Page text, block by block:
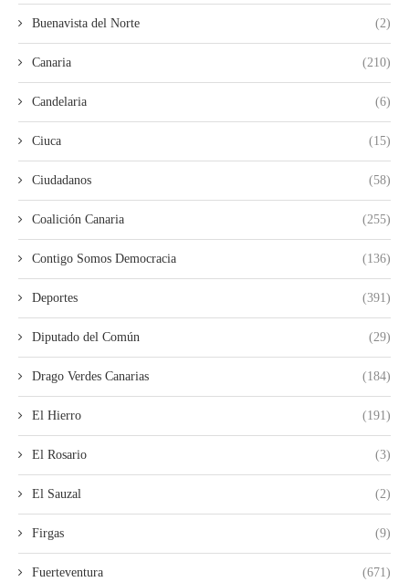
Buenavista del Norte (2)
Canaria (210)
Candelaria (6)
Ciuca (15)
Ciudadanos (58)
Coalición Canaria (255)
Contigo Somos Democracia (136)
Deportes (391)
Diputado del Común (29)
Drago Verdes Canarias (184)
El Hierro (191)
El Rosario (3)
El Sauzal (2)
Firgas (9)
Fuerteventura (671)